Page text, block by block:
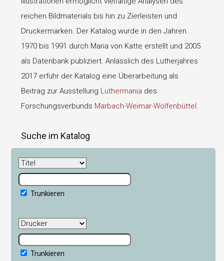
reichen Bildmaterials bis hin zu Zierleisten und
Druckermarken. Der Katalog wurde in den Jahren
1970 bis 1991 durch Maria von Katte erstellt und 2005
als Datenbank publiziert. Anlässlich des Lutherjahres
2017 erfuhr der Katalog eine Überarbeitung als
Beitrag zur Ausstellung Luthermania des
Forschungsverbunds Marbach-Weimar-Wolfenbüttel.
Suche im Katalog
Trunkieren
Trunkieren